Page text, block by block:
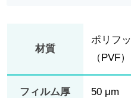
材質
ポリフ
（PVF）
フィルム厚 50 μm